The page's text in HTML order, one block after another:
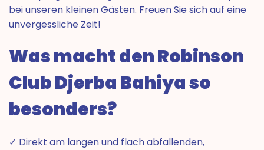
bei unseren kleinen Gästen. Freuen Sie sich auf eine
unvergessliche Zeit!
Was macht den Robinson
Club Djerba Bahiya so
besonders?
✓ Direkt am langen und flach abfallenden,